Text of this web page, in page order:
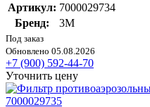
Артикул: 7000029734
Бренд:
3М
Под заказ
Обновлено 05.08.2026
+7 (900) 592-44-70
Уточнить цену